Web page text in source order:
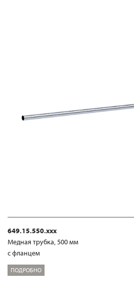
649.15.550.xxx
Медная трубка, 500 мм
с фланцем
ПОДРОБНО